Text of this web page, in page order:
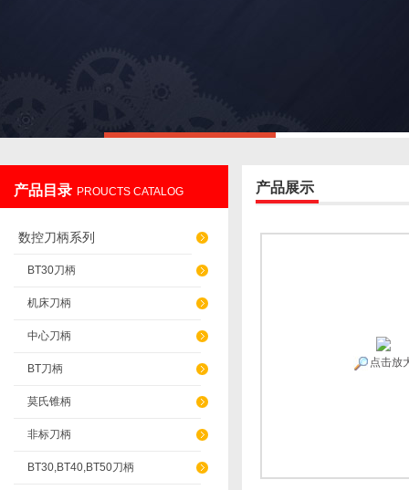
产品目录 PROUCTS CATALOG
数控刀柄系列
BT30刀柄
机床刀柄
中心刀柄
BT刀柄
莫氏锥柄
非标刀柄
BT30,BT40,BT50刀柄
产品展示
点击放